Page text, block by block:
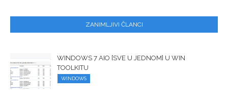
ZANIMLJIVI ČLANCI
WINDOWS 7 AIO [SVE U JEDNOM] U WIN
TOOLKITU
WINDOWS